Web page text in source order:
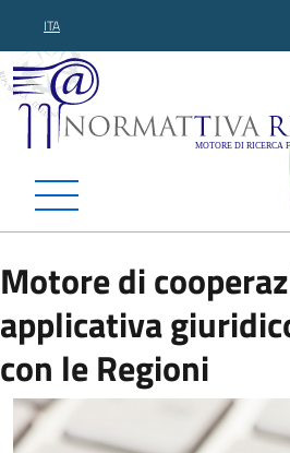
ITA
Normattiva
Motore di
applicativa
con le Regioni